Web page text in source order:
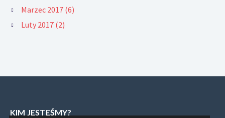
Marzec 2017 (6)
Luty 2017 (2)
KIM JESTEŚMY?